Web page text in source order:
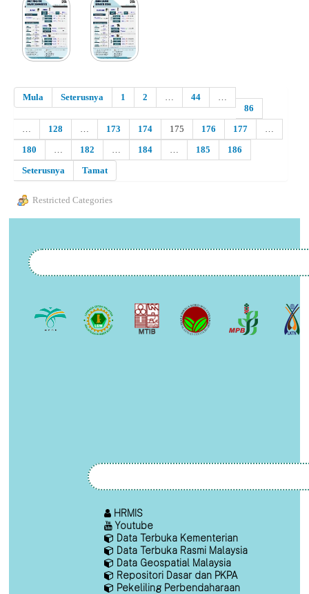
Mula Seterusnya 1 2 … 44
…
86
…
128 … 173 174 175 176 177
…
180
… 182 … 184 … 185
186
Seterusnya
Tamat
Restricted Categories
HRMIS
Youtube
Data Terbuka Kementerian
Data Terbuka Rasmi Malaysia
Data Geospatial Malaysia
Repositori Dasar dan PKPA
Pekeliling Perbendaharaan